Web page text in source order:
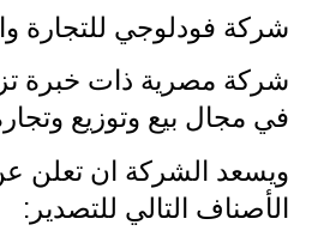
شركة فودلوجي للتجارة
في مجال بيع وتوزيع وتجارة
ويسعد الشركة ان تعلن
الأصناف التالي للتصدير: